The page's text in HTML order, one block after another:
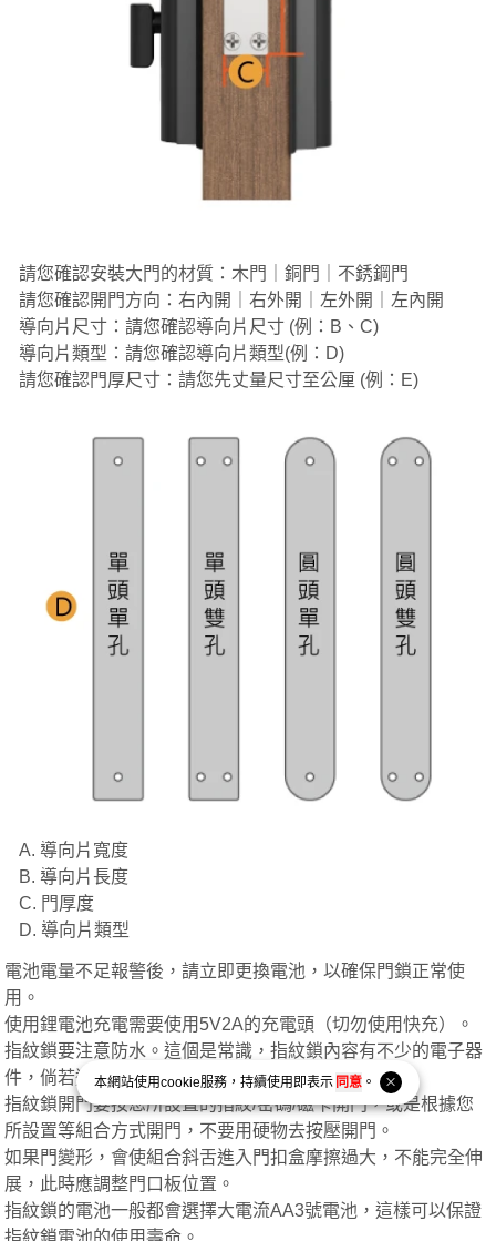
本網站使用cookie服務，持續使用即表示 同意 。
請您確認安裝大門的材質：木門｜銅門｜不銹鋼門
請您確認開門方向：右內開｜右外開｜左外開｜左內開
導向片尺寸：請您確認導向片尺寸 (例：B、C)
導向片類型：請您確認導向片類型(例：D)
請您確認門厚尺寸：請您先丈量尺寸至公厘 (例：E)
A. 導向片寬度
B. 導向片長度
C. 門厚度
D. 導向片類型
電池電量不足報警後，請立即更換電池，以確保門鎖正常使
用。
使用鋰電池充電需要使用5V2A的充電頭（切勿使用快充）。
指紋鎖要注意防水。這個是常識，指紋鎖內容有不少的電子器
件，倘若進水則會干擾電子迴路 等。
指紋鎖開門要按您所設置的指紋/密碼/磁卡開門，或是根據您
所設置等組合方式開門，不要用硬物去按壓開門。
如果門變形，會使組合斜舌進入門扣盒摩擦過大，不能完全伸
展，此時應調整門口板位置。
指紋鎖的電池一般都會選擇大電流AA3號電池，這樣可以保證
指紋鎖電池的使用壽命。